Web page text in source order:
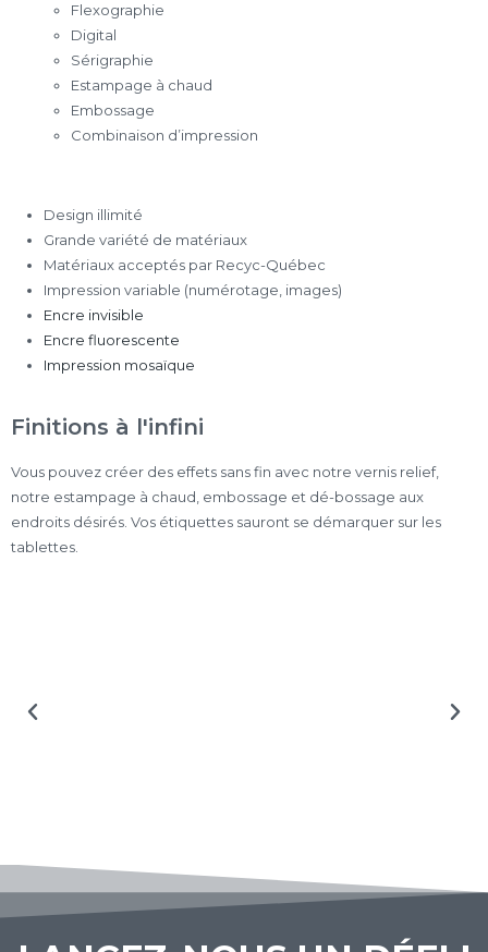
Flexographie
Digital
Sérigraphie
Estampage à chaud
Embossage
Combinaison d’impression
Design illimité
Grande variété de matériaux
Matériaux acceptés par Recyc-Québec
Impression variable (numérotage, images)
Encre invisible
Encre fluorescente
Impression mosaïque
Finitions à l'infini
Vous pouvez créer des effets sans fin avec notre vernis relief,
notre estampage à chaud, embossage et dé-bossage aux
endroits désirés. Vos étiquettes sauront se démarquer sur les
tablettes.